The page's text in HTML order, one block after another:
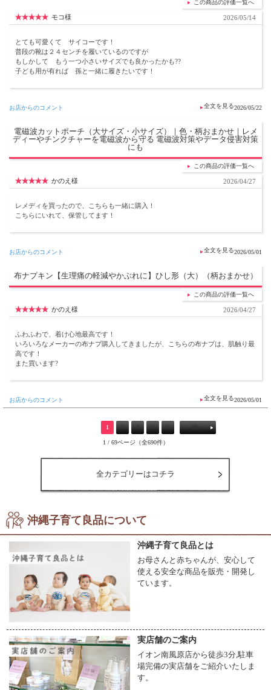
この商品の評価一覧へ
モコ様 2026/05/14
とても可愛くて サイコーです！
普段の靴は２４センチを履いているのですが
もしかして もう一つ小さいサイズでも良かったかも??
子ども用が有れば 孫と一緒に履きたいです！
お店からのコメント 2026/05/22
電磁波カットポーチ（大サイズ・小サイズ）｜色・柄おまかせ｜レメ
ディーやチンクチャーを電磁波から守る 電磁波対策やデータ侵害対策
にも
この商品の評価一覧へ
かのえ様 2026/04/27
レメディを買ったので、こちらも一緒に購入！
こちらにいれて、保管してます！
お店からのコメント 2026/05/01
布ナプキン【生理痛の軽減やかぶれに】ひし形（大）（柄おまかせ）
この商品の評価一覧へ
かのえ様 2026/04/27
ふわふわで、着け心地最高です！
いろいろなメーカーの布ナプ購入してきましたが、こちらの布ナプは、肌触り最
高です！
また買います?
お店からのコメント 2026/05/01
1 2 3 5 次へ
1 / 69ページ（全690件）
全カテゴリーはコチラ
沖縄子育て良品について
沖縄子育て良品とは
お母さんと赤ちゃんが、安心して
使える安全な商品を販売・開発し
ています。
実店舗のご案内
イオン南風原店から徒歩3分,駐車
場完備の実店舗をご紹介いたしま
す。